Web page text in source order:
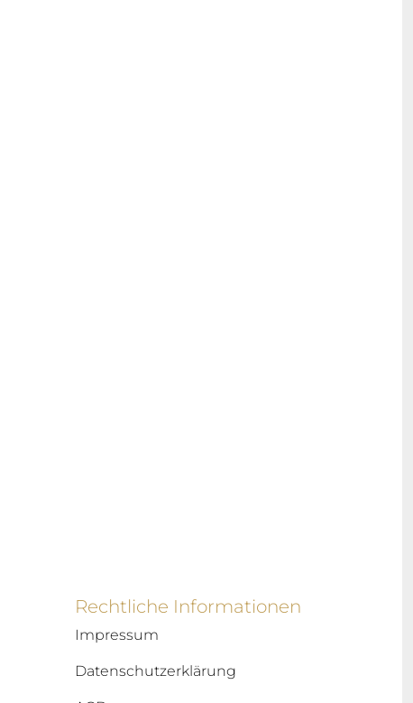
Rechtliche Informationen
Impressum
Datenschutzerklärung